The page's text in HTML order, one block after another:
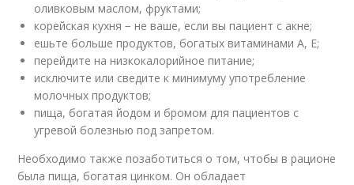
оливковым маслом, фруктами;
корейская кухня − не ваше, если вы пациент с акне;
ешьте больше продуктов, богатых витаминами А, Е;
перейдите на низкокалорийное питание;
исключите или сведите к минимуму употребление
молочных продуктов;
пища, богатая йодом и бромом для пациентов с
угревой болезнью под запретом.
Необходимо также позаботиться о том, чтобы в рационе
была пища, богатая цинком. Он обладает